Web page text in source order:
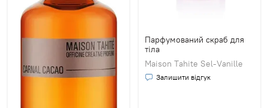
Парфумований скраб для
тіла
Maison Tahite Sel-Vanille
Залишити відгук